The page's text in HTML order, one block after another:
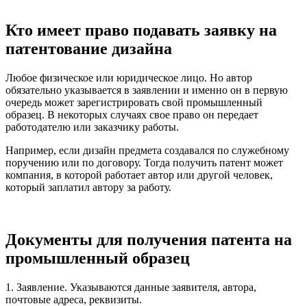
Кто имеет право подавать заявку на
патентование дизайна
Любое физическое или юридическое лицо. Но автор
обязательно указывается в заявлении и именно он в первую
очередь может зарегистрировать свой промышленный
образец. В некоторых случаях свое право он передает
работодателю или заказчику работы.
Например, если дизайн предмета создавался по служебному
поручению или по договору. Тогда получить патент может
компания, в которой работает автор или другой человек,
который заплатил автору за работу.
Документы для получения патента на
промышленный образец
1. Заявление. Указываются данные заявителя, автора,
почтовые адреса, реквизиты.